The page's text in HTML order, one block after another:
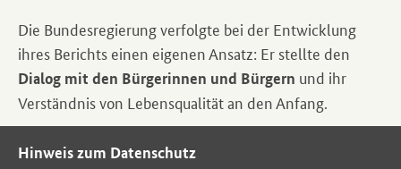
Die Bundesregierung verfolgte bei der Entwicklung
ihres Berichts einen eigenen Ansatz: Er stellte den
Dialog mit den Bürgerinnen und Bürgern und ihr
Verständnis von Lebensqualität an den Anfang.
Hinweis zum Datenschutz